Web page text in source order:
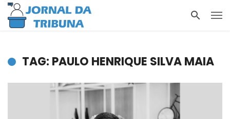
TAG: PAULO HENRIQUE SILVA MAIA